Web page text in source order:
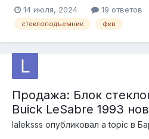
основная работа - это
установка обрезков тормозного
14 июля, 2024 19 ответов
стеклоподъемник фкв
Продажа: Блок
Buick LeSabre 1993
laleksss опубликовал a topic в